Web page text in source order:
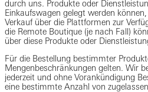
durch uns. Produkte oder
Einkaufswagen gelegt werden
Verkauf über die Plattformen zur
die Remote Boutique (je nach Fall)
über diese Produkte oder
Für die Bestellung bestimmter
Mengenbeschränkungen gelten. Wir
jederzeit und ohne Vorankündigung
eine bestimmte Anzahl von